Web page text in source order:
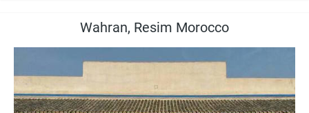
Wahran, Resim Morocco